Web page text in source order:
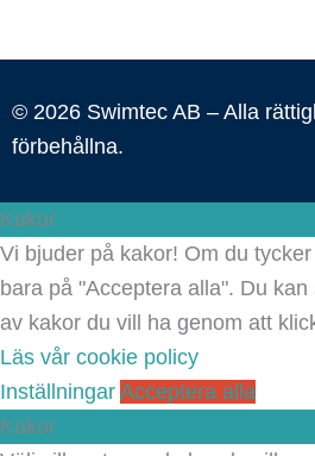
© 2026 Swimtec AB – Alla
förbehållna.
Kakor
Vi bjuder på kakor! Om du
bara på "Acceptera alla". Du
av kakor du vill ha genom att
Läs vår cookie policy
Inställningar Acceptera alla
Kakor